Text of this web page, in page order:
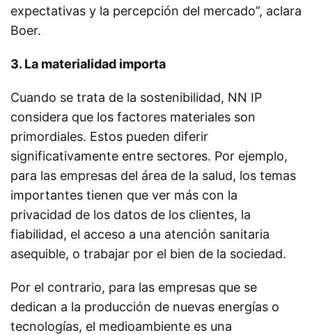
expectativas y la percepción del mercado”, aclara
Boer.
3. La materialidad importa
Cuando se trata de la sostenibilidad, NN IP
considera que los factores materiales son
primordiales. Estos pueden diferir
significativamente entre sectores. Por ejemplo,
para las empresas del área de la salud, los temas
importantes tienen que ver más con la
privacidad de los datos de los clientes, la
fiabilidad, el acceso a una atención sanitaria
asequible, o trabajar por el bien de la sociedad.
Por el contrario, para las empresas que se
dedican a la producción de nuevas energías o
tecnologías, el medioambiente es una